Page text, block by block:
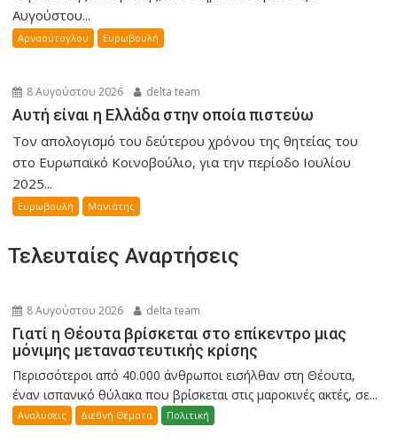
Αυγούστου...
Αρναούτογλου Ευρωβουλή
8 Αυγούστου 2026 delta team
Αυτή είναι η Ελλάδα στην οποία πιστεύω
Τον απολογισμό του δεύτερου χρόνου της θητείας του
στο Ευρωπαϊκό Κοινοβούλιο, για την περίοδο Ιουλίου
2025...
Ευρωβουλή Μανιάτης
Τελευταίες Αναρτήσεις
8 Αυγούστου 2026 delta team
Γιατί η Θέουτα βρίσκεται στο επίκεντρο μιας
μόνιμης μεταναστευτικής κρίσης
Περισσότεροι από 40.000 άνθρωποι εισήλθαν στη Θέουτα,
έναν ισπανικό θύλακα που βρίσκεται στις μαροκινές ακτές, σε...
Αναλύσεις Διεθνή Θέματα Πολιτική